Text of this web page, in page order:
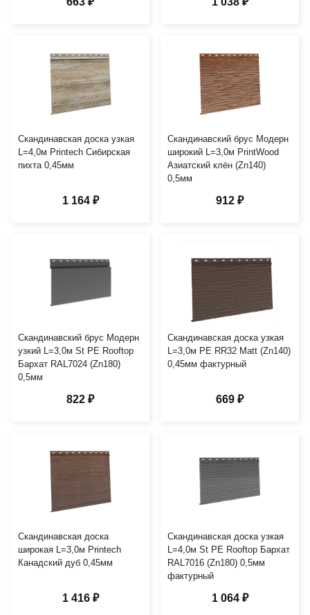
Скандинавская доска узкая
L=4,0м Printech Сибирская
пихта 0,45мм
1 164 ₽
Скандинавский брус Модерн
широкий L=3,0м PrintWood
Азиатский клён (Zn140)
0,5мм
912 ₽
Скандинавский брус Модерн
узкий L=3,0м St PE Rooftop
Бархат RAL7024 (Zn180)
0,5мм
822 ₽
Скандинавская доска узкая
L=3,0м PE RR32 Matt (Zn140)
0,45мм фактурный
669 ₽
Скандинавская доска
широкая L=3,0м Printech
Канадский дуб 0,45мм
1 416 ₽
Скандинавская доска узкая
L=4,0м St PE Rooftop Бархат
RAL7016 (Zn180) 0,5мм
фактурный
1 064 ₽